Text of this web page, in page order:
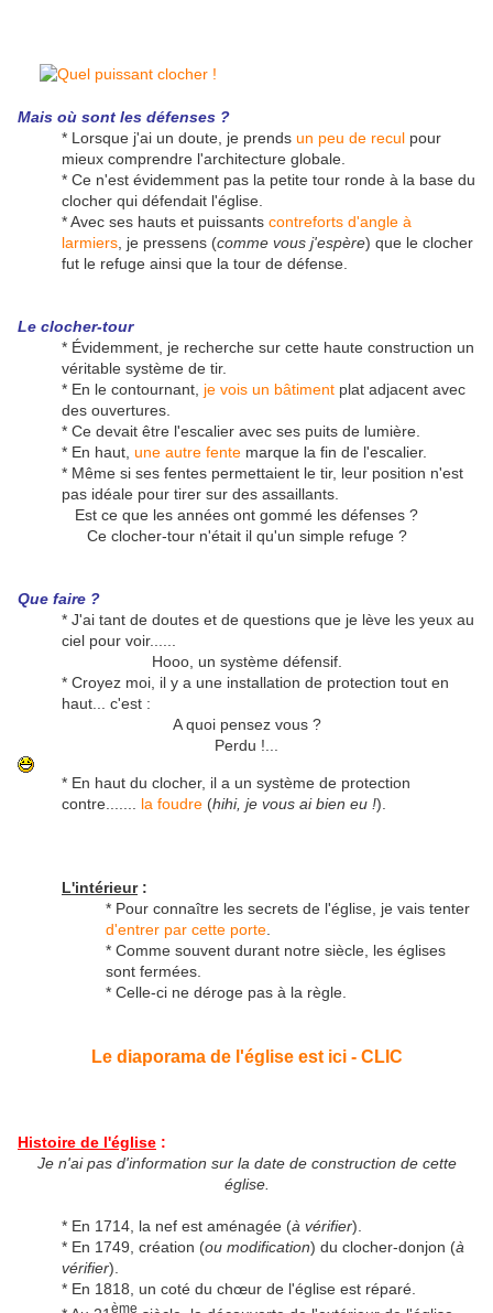
Mais où sont les défenses ?
* Lorsque j'ai un doute, je prends un peu de recul pour
mieux comprendre l'architecture globale.
* Ce n'est évidemment pas la petite tour ronde à la base du
clocher qui défendait l'église.
* Avec ses hauts et puissants contreforts d'angle à
larmiers , je pressens (comme vous j'espère) que le clocher
fut le refuge ainsi que la tour de défense.
Le clocher-tour
* Évidemment, je recherche sur cette haute construction un
véritable système de tir.
* En le contournant, je vois un bâtiment plat adjacent avec
des ouvertures.
* Ce devait être l'escalier avec ses puits de lumière.
* En haut, une autre fente marque la fin de l'escalier.
* Même si ses fentes permettaient le tir, leur position n'est
pas idéale pour tirer sur des assaillants.
Est ce que les années ont gommé les défenses ?
Ce clocher-tour n'était il qu'un simple refuge ?
Que faire ?
* J'ai tant de doutes et de questions que je lève les yeux au
ciel pour voir......
Hooo, un système défensif.
* Croyez moi, il y a une installation de protection tout en
haut... c'est :
A quoi pensez vous ?
Perdu !...
* En haut du clocher, il a un système de protection
contre....... la foudre (hihi, je vous ai bien eu !).
L'intérieur:
* Pour connaître les secrets de l'église, je vais tenter
d'entrer par cette porte
* Comme souvent durant notre siècle, les églises
sont fermées.
* Celle-ci ne déroge pas à la règle.
Le diaporama de l'église est ici - CLIC
Histoire de l'église :
Je n'ai pas d'information sur la date de construction de cette
église.
* En 1714, la nef est aménagée (à vérifier).
* En 1749, création (ou modification) du clocher-donjon (à
vérifier).
* En 1818, un coté du chœur de l'église est réparé.
ème